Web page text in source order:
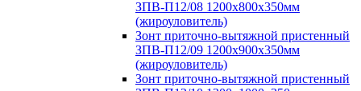
ЗПВ-П12/08 1200х800х350мм
(жироуловитель)
Зонт приточно-вытяжной пристенный
ЗПВ-П12/09 1200х900х350мм
(жироуловитель)
Зонт приточно-вытяжной пристенный